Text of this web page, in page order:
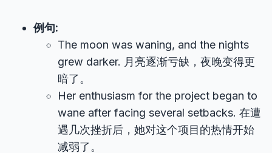
例句:
The moon was waning, and the nights
grew darker. 月亮逐渐亏缺，夜晚变得更
暗了。
Her enthusiasm for the project began to
wane after facing several setbacks. 在遭
遇几次挫折后，她对这个项目的热情开始
减弱了。